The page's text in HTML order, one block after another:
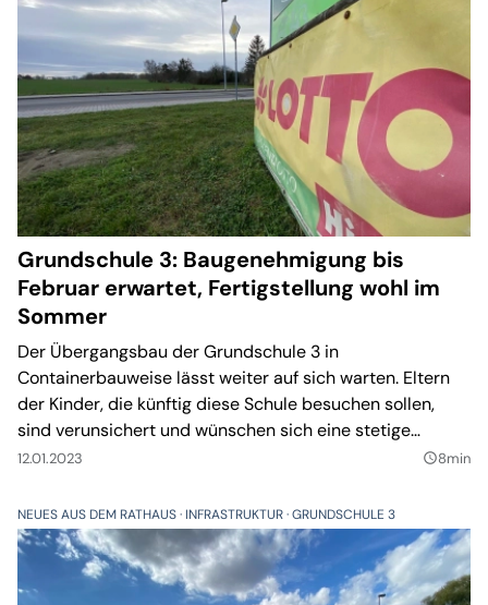
Grundschule 3: Baugenehmigung bis
Februar erwartet, Fertigstellung wohl im
Sommer
Der Übergangsbau der Grundschule 3 in
Containerbauweise lässt weiter auf sich warten. Eltern
der Kinder, die künftig diese Schule besuchen sollen,
sind verunsichert und wünschen sich eine stetige
Information seitens der Stadtverwaltung. Diese hat den
abgegeben. Aktuell wird die Baugenehmigung bis Mitte
Februar erwartet, die Inbetriebnahme soll zum
Schuljahresbeginn 2023/24 im August möglich sein. Eine
Gewähr gebe es dafür aber nicht.
12.01.2023 query_builder8min
NEUES AUS DEM RATHAUS INFRASTRUKTUR GRUNDSCHULE 3